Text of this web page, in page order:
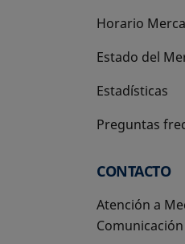
Horario
Estado del
Estadísticas
Preguntas
CONTACTO
Atención a
Comunicación